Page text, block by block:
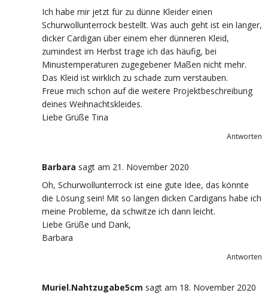
Ich habe mir jetzt für zu dünne Kleider einen
Schurwollunterrock bestellt. Was auch geht ist ein langer,
dicker Cardigan über einem eher dünneren Kleid,
zumindest im Herbst trage ich das häufig, bei
Minustemperaturen zugegebener Maßen nicht mehr.
Das Kleid ist wirklich zu schade zum verstauben.
Freue mich schon auf die weitere Projektbeschreibung
deines Weihnachtskleides.
Liebe Grüße Tina
Antworten
Barbara sagt am 21. November 2020
Oh, Schurwollunterrock ist eine gute Idee, das könnte
die Lösung sein! Mit so langen dicken Cardigans habe ich
meine Probleme, da schwitze ich dann leicht.
Liebe Grüße und Dank,
Barbara
Antworten
Muriel.Nahtzugabe5cm sagt am 18. November 2020